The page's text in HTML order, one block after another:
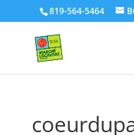
819-564-5464